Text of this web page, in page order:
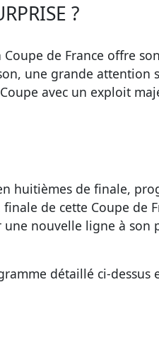
?
de France offre
une grande attention
avec un exploit
huitièmes de finale,
de cette Coupe de
nouvelle ligne à
détaillé ci-dessus